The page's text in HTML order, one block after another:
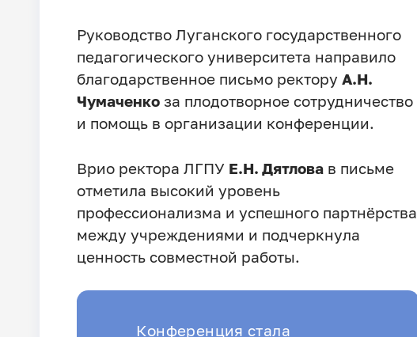
Руководство Луганского государственного
педагогического университета направило
благодарственное письмо ректору А.Н.
Чумаченкоза плодотворное сотрудничество
и помощь в организации конференции.
Врио ректора ЛГПУ Е.Н. Дятловав письме
отметила высокий уровень
профессионализма и успешного партнёрства
между учреждениями и подчеркнула
ценность совместной работы.
Конференция стала